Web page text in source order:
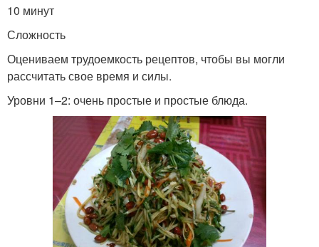
10 минут
Сложность
Оцениваем трудоемкость рецептов, чтобы вы могли
рассчитать свое время и силы.
Уровни 1–2: очень простые и простые блюда.